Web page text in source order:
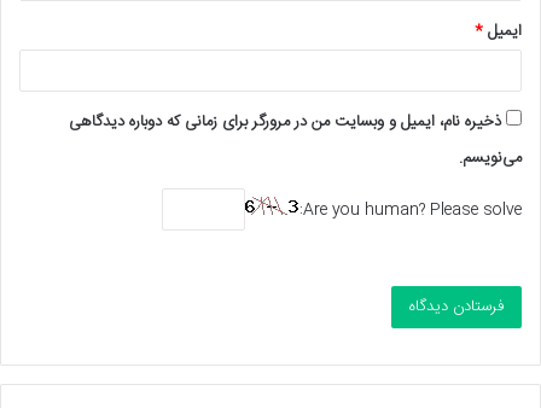
ایمیل*
ذخیره نام، ایمیل و وبسایت من در مرورگر برای زمانی که دوباره دیدگاهی
می‌نویسم.
Are you human? Please solve: